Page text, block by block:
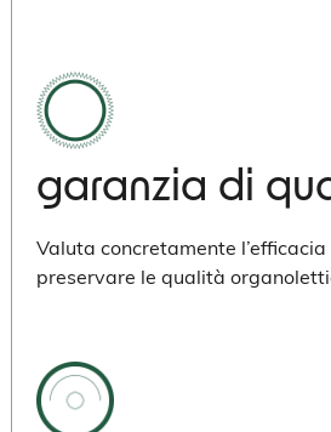
garanzia di
Valuta concretamente l’efficacia
preservare le qualità